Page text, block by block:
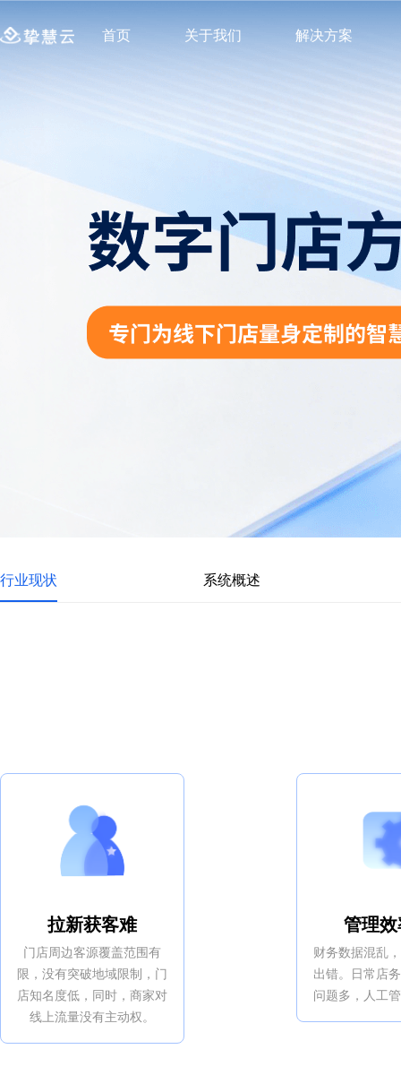
首页 关于我们 解决方案
行业现状 系统概述
拉新获客难
门店周边客源覆盖范围有
限，没有突破地域限制，门
店知名度低，同时，商家对
线上流量没有主动权。
管理
财务数据混乱
出错。日常店
问题多，人工